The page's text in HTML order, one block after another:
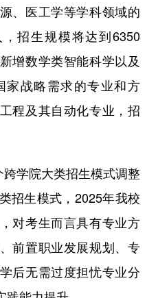
、医工学等学科领域的
招生规模将达到6350
增数学类智能科学以及
家战略需求的专业和方
程及其自动化专业，招
学院大类招生模式调整
招生模式，2025年我校
对考生而言具有专业方
前置职业发展规划、专
后无需过度担忧专业分